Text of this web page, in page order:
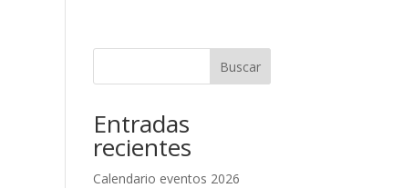
Buscar
Entradas
recientes
Calendario eventos 2026